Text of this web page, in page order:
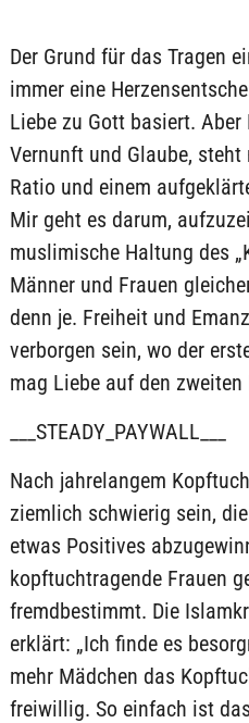
Der Grund für das Tragen
immer eine
Liebe zu Gott basiert.
Vernunft und Glaube,
Ratio und einem
Mir geht es darum,
muslimische Haltung des
Männer und Frauen
denn je. Freiheit und
verborgen sein, wo der
mag Liebe auf den zweiten
___STEADY_PAYWALL___
Nach jahrelangem
ziemlich schwierig sein,
etwas Positives
kopftuchtragende Frauen
fremdbestimmt. Die
erklärt: „Ich finde es
mehr Mädchen das
freiwillig. So einfach ist